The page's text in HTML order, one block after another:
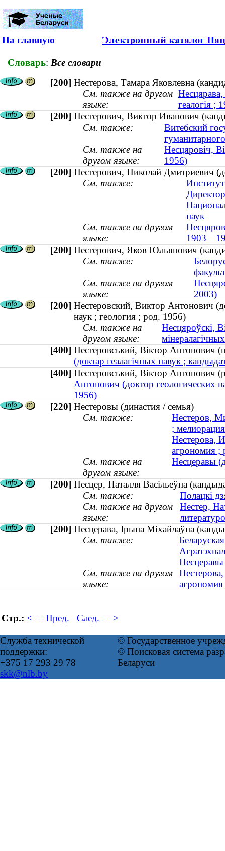
На главную
Словарь: Все словари
[200] Нестерова, Тамара Яковлевна
См. также на другом
языке:
геалогія ;
[200] Нестерович, Виктор Иванович
См. также:
Витебский
См. также на
другом языке:
Несцяровіч,
1956)
[200] Нестерович, Николай Дмитриевич
См. также:
Директор
наук
См. также на другом
языке:
[200] Нестерович, Яков Юльянович
См. также:
См. также на другом
языке:
2003)
[200] Нестеровский, Виктор Антонович
наук ; геология ; род. 1956)
См. также на
другом языке:
Несцяроўскі,
[400] Нестеровський, Віктор Антонович
(доктар геалагічных навук ;
[400] Нестеровський, Віктор Антонович
Антонович (доктор геологических
1956)
[220] Нестеровы (династия / семья)
См. также:
Нестеров,
;
Нестерова,
агрономия ;
См. также на
другом языке:
Несцеравы
[200] Несцер, Наталля Васільеўна
См. также:
Полацкі
См. также на другом
языке:
Нестер,
[200] Несцерава, Ірына Міхайлаўна
См. также:
См. также на другом
языке:
Стр.: <== Пред. След. ==>
Служба технической
поддержки:
+375 17 293 29 78
skk@nlb.by
© Государственное
© Поисковая система
Беларуси